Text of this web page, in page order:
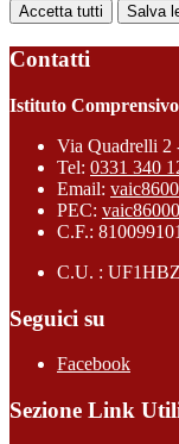
Accetta tutti Salva
Contatti
Istituto
Via Quadrelli 2
Tel: 0331 340
Email:
PEC:
C.F.:
C.U. : UF1HBZ
Seguici su
Facebook
Sezione Link